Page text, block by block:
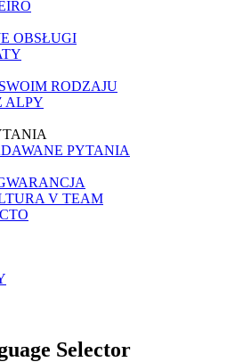
OBSŁUGI
RODZAJU
ALPY
PYTANIA
V TEAM
Selector